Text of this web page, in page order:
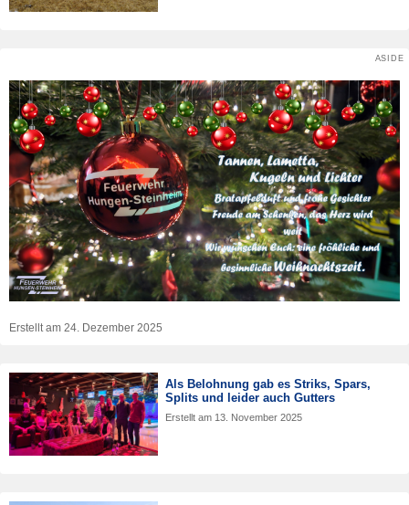
ASIDE
Erstellt am 24. Dezember 2025
Als Belohnung gab es Striks, Spars,
Splits und leider auch Gutters
Erstellt am 13. November 2025